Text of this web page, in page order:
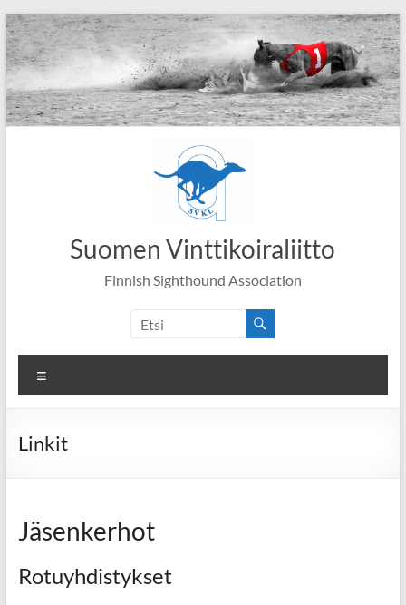
Skip
to
content
Suomen Vinttikoiraliitto
Finnish Sighthound Association
Linkit
Jäsenkerhot
Rotuyhdistykset